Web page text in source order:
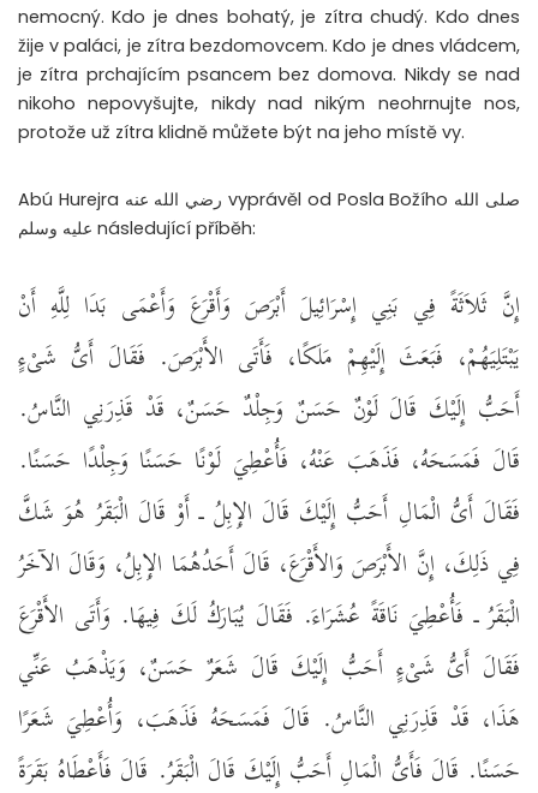
nemocný. Kdo je dnes bohatý, je zítra chudý. Kdo dnes
žije v paláci, je zítra bezdomovcem. Kdo je dnes vládcem,
je zítra prchajícím psancem bez domova. Nikdy se nad
nikoho nepovyšujte, nikdy nad nikým neohrnujte nos,
protože už zítra klidně můžete být na jeho místě vy.
Abú Hurejra رضي الله عنه vyprávěl od Posla Božího صلى الله
عليه وسلم následující příběh:
إِنَّ ثَلاَثَةً فِي بَنِي إِسْرَائِيلَ أَبْرَصَ وَأَقْرَعَ وَأَعْمَى بَدَا لِلَّهِ أَنْ
يَبْتَلِيَهُمْ، فَبَعَثَ إِلَيْهِمْ مَلَكًا، فَأَتَى الأَبْرَصَ‏.‏ فَقَالَ أَىُّ شَىْءٍ
أَحَبُّ إِلَيْكَ قَالَ لَوْنٌ حَسَنٌ وَجِلْدٌ حَسَنٌ، قَدْ قَذِرَنِي النَّاسُ‏.‏
قَالَ فَمَسَحَهُ، فَذَهَبَ عَنْهُ، فَأُعْطِيَ لَوْنًا حَسَنًا وَجِلْدًا حَسَنًا‏.‏
فَقَالَ أَىُّ الْمَالِ أَحَبُّ إِلَيْكَ قَالَ الإِبِلُ ـ أَوْ قَالَ الْبَقَرُ هُوَ شَكَّ
فِي ذَلِكَ، إِنَّ الأَبْرَصَ وَالأَقْرَعَ، قَالَ أَحَدُهُمَا الإِبِلُ، وَقَالَ الآخَرُ
الْبَقَرُ ـ فَأُعْطِيَ نَاقَةً عُشَرَاءَ‏.‏ فَقَالَ يُبَارَكُ لَكَ فِيهَا‏.‏ وَأَتَى الأَقْرَعَ
فَقَالَ أَىُّ شَىْءٍ أَحَبُّ إِلَيْكَ قَالَ شَعَرٌ حَسَنٌ، وَيَذْهَبُ عَنِّي
هَذَا، قَدْ قَذِرَنِي النَّاسُ‏.‏ قَالَ فَمَسَحَهُ فَذَهَبَ، وَأُعْطِيَ شَعَرًا
حَسَنًا‏.‏ قَالَ فَأَىُّ الْمَالِ أَحَبُّ إِلَيْكَ قَالَ الْبَقَرُ‏.‏ قَالَ فَأَعْطَاهُ بَقَرَةً